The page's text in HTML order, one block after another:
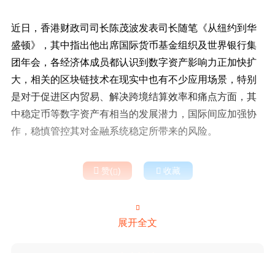
近日，香港财政司司长陈茂波发表司长随笔《从纽约到华
盛顿》，其中指出他出席国际货币基金组织及世界银行集
团年会，各经济体成员都认识到数字资产影响力正加快扩
大，相关的区块链技术在现实中也有不少应用场景，特别
是对于促进区内贸易、解决跨境结算效率和痛点方面，其
中稳定币等数字资产有相当的发展潜力，国际间应加强协
作，稳慎管控其对金融系统稳定所带来的风险。
 赞()  收藏

展开全文